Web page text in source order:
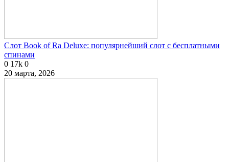
Слот Book of Ra Deluxe: популярнейший слот с бесплатными
спинами
0 17k 0
20 марта, 2026